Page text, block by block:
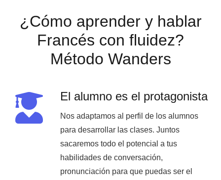
¿Cómo aprender y hablar
Francés con fluidez?
Método Wanders
El alumno es el protagonista
Nos adaptamos al perfil de los alumnos
para desarrollar las clases. Juntos
sacaremos todo el potencial a tus
habilidades de conversación,
pronunciación para que puedas ser el